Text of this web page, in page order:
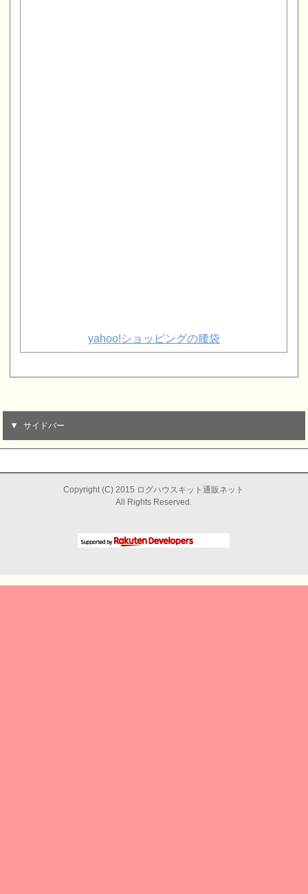
yahoo!ショッピングの腰袋
サイドバー
Copyright (C) 2015 ログハウスキット通販ネット
All Rights Reserved.